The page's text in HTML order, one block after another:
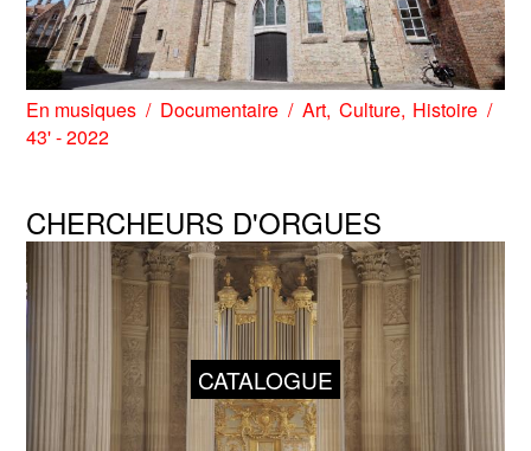
En musiques Documentaire Art Culture Histoire
43' - 2022
CHERCHEURS D'ORGUES
CATALOGUE